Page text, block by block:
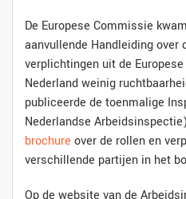
De Europese Commissie
aanvullende Handleiding over
verplichtingen uit de
Nederland weinig
publiceerde de toenmalige
Nederlandse
brochure over de rollen en
verschillende partijen in het
Op de website van de